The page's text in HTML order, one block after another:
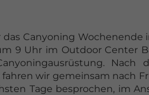
Canyoning Wochenende
9 Uhr im Outdoor Center
Nach
wir gemeinsam nach
Tage besprochen, im